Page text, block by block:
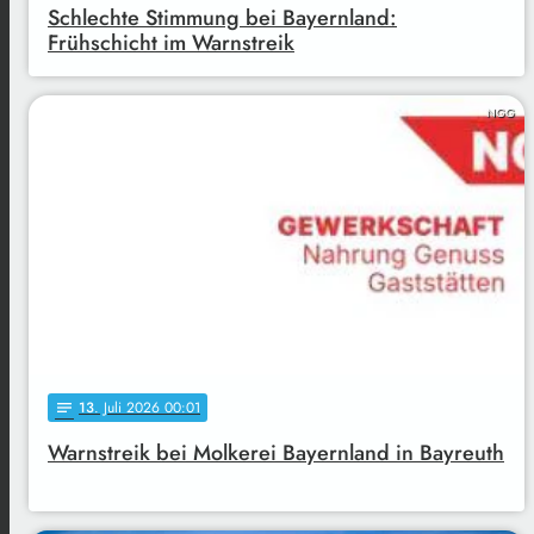
Schlechte Stimmung bei Bayernland:
Frühschicht im Warnstreik
NGG
notes 13. Juli 2026 00:01
Warnstreik bei Molkerei Bayernland in Bayreuth